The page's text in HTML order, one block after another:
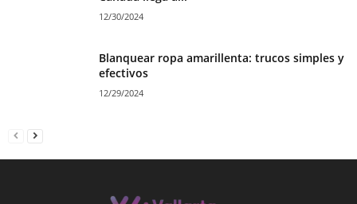
12/30/2024
Blanquear ropa amarillenta: trucos simples y
efectivos
12/29/2024